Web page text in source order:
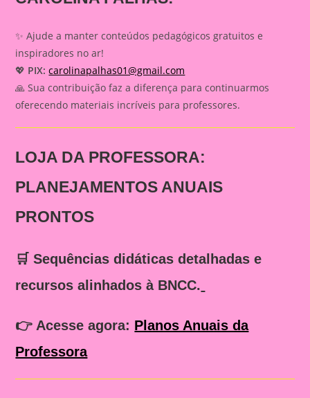
✨ Ajude a manter conteúdos pedagógicos gratuitos e
inspiradores no ar!
💖 PIX: carolinapalhas01@gmail.com
🙏 Sua contribuição faz a diferença para continuarmos
oferecendo materiais incríveis para professores.
LOJA DA PROFESSORA:
PLANEJAMENTOS ANUAIS
PRONTOS
🛒 Sequências didáticas detalhadas e
recursos alinhados à BNCC.
👉 Acesse agora: Planos Anuais da
Professora